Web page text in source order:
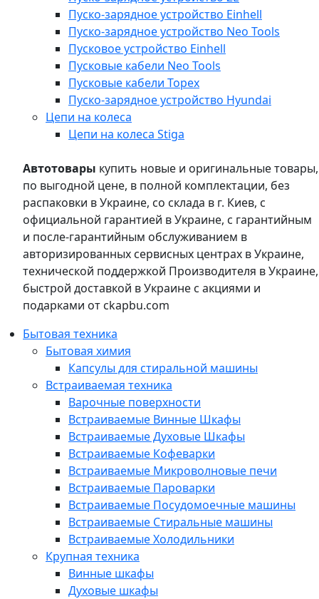
Пуско-зарядное устройство Einhell
Пуско-зарядное устройство Neo Tools
Пусковое устройство Einhell
Пусковые кабели Neo Tools
Пусковые кабели Topex
Пуско-зарядное устройство Hyundai
Цепи на колеса
Цепи на колеса Stiga
Автотовары купить новые и оригинальные товары,
по выгодной цене, в полной комплектации, без
распаковки в Украине, со склада в г. Киев, с
официальной гарантией в Украине, с гарантийным
и после-гарантийным обслуживанием в
авторизированных сервисных центрах в Украине,
технической поддержкой Производителя в Украине,
быстрой доставкой в Украине с акциями и
подарками от ckapbu.com
Бытовая техника
Бытовая химия
Капсулы для стиральной машины
Встраиваемая техника
Варочные поверхности
Встраиваемые Винные Шкафы
Встраиваемые Духовые Шкафы
Встраиваемые Кофеварки
Встраиваемые Микроволновые печи
Встраиваемые Пароварки
Встраиваемые Посудомоечные машины
Встраиваемые Стиральные машины
Встраиваемые Холодильники
Крупная техника
Винные шкафы
Духовые шкафы